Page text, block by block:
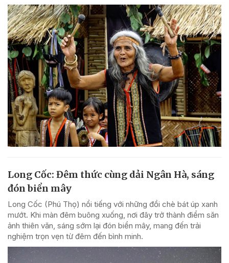
Long Cốc: Đêm thức cùng dải Ngân Hà, sáng
đón biển mây
Long Cốc (Phú Thọ) nổi tiếng với những đồi chè bát úp xanh
mướt. Khi màn đêm buông xuống, nơi đây trở thành điểm săn
ảnh thiên văn, sáng sớm lại đón biển mây, mang đến trải
nghiệm trọn vẹn từ đêm đến bình minh.